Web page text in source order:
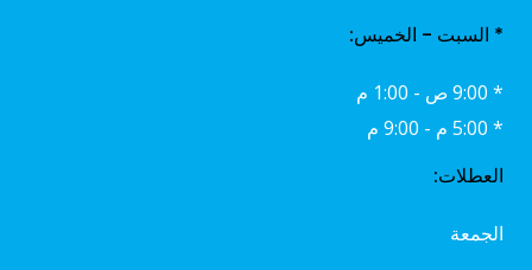
* السبت - الخميس:
* 9:00 ص - 1:00 م
* 5:00 م - 9:00 م
العطلات:
الجمعة